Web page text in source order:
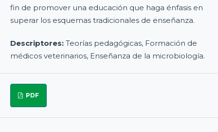
fin de promover una educación que haga énfasis en
superar los esquemas tradicionales de enseñanza.
Descriptores:Teorías pedagógicas, Formación de
médicos veterinarios, Enseñanza de la microbiología.
PDF